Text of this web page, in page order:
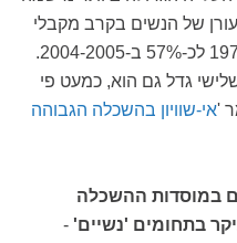
של הנשים בקרב מקבלי
תואר שני גדל מכ-38% ב-1979-1980 לכ-57% ב-2004-2005.
גדל גם הוא, כמעט פי
אי-שוויון בהשכלה הגבוהה
במוסדות ההשכלה
בתחומים 'נשיים' -